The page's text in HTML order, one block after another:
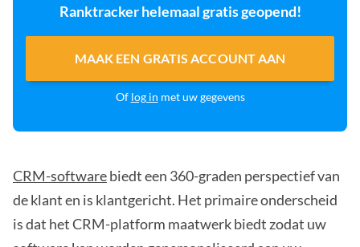
Ranktracker helemaal gratis geopend!
MAAK EEN GRATIS ACCOUNT AAN
Of log in met uw gegevens
CRM-softwarebiedt een 360-graden perspectief van
de klant en is klantgericht. Het primaire onderscheid
is dat het CRM-platform maatwerk biedt zodat uw